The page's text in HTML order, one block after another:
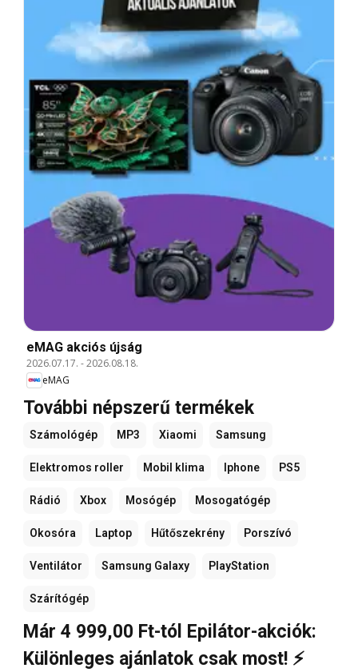
eMAG akciós újság
2026.07.17. -2026.08.18.
eMAG
További népszerű termékek
Számológép MP3 Xiaomi Samsung
Elektromos roller Mobil klima Iphone PS5
Rádió Xbox Mosógép Mosogatógép
Okosóra Laptop Hűtőszekrény Porszívó
Ventilátor Samsung Galaxy PlayStation
Szárítógép
Már 4 999,00 Ft-tól Epilátor-akciók:
Különleges ajánlatok csak most! ⚡